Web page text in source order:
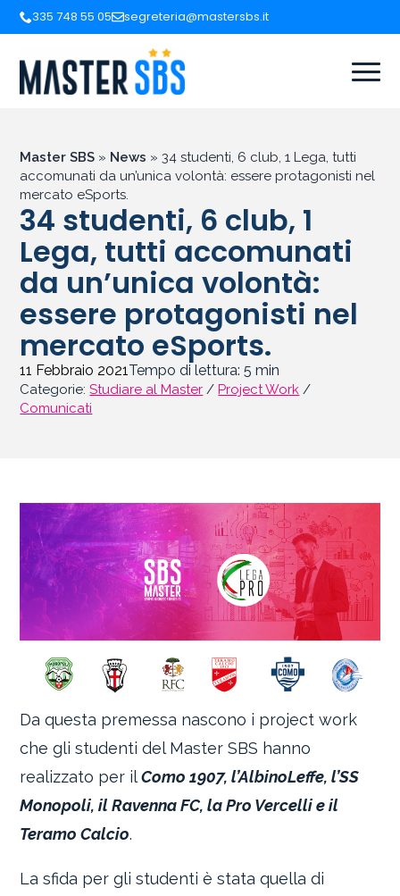
335 748 55 05 segreteria@mastersbs.it
Master SBS » News » 34 studenti, 6 club, 1 Lega, tutti
accomunati da un’unica volontà: essere protagonisti nel
mercato eSports.
34 studenti, 6 club, 1
Lega, tutti accomunati
da un’unica volontà:
essere protagonisti nel
mercato eSports.
11 Febbraio 2021Tempo di lettura:5 min
Categorie:Studiare al Master /Project Work /
Comunicati
Da questa premessa nascono i project work
che gli studenti del Master SBS hanno
realizzato per ilComo 1907, l’AlbinoLeffe, l’SS
Monopoli, il Ravenna FC, la Pro Vercelli e il
Teramo Calcio.
La sfida per gli studenti è stata quella di